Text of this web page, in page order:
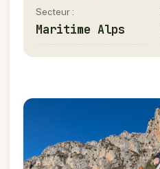
Secteur :
Maritime Alps